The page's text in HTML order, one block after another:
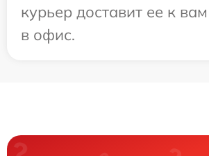
курьер доставит ее к
в офис.